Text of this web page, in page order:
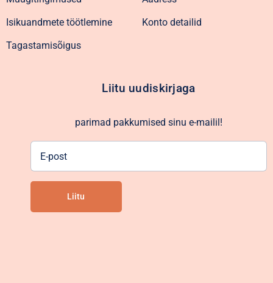
Isikuandmete töötlemine
Tagastamisõigus
Konto detailid
Liitu uudiskirjaga
parimad pakkumised sinu e-mailil!
Liitu